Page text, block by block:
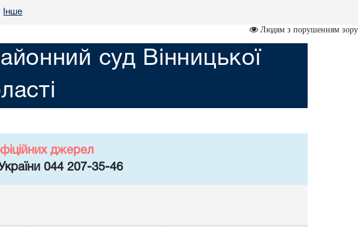
Інше
Людям з порушенням зору
суд Вінницької
джерел
044 207-35-46